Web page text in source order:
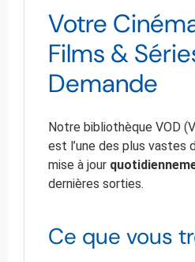
Votre
Films &
Demande
Notre bibliothèque VOD
est l’une des plus vastes
mise à jour
dernières sorties.
Ce que vous